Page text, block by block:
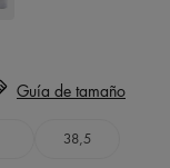
38,5
Guía de tamaño